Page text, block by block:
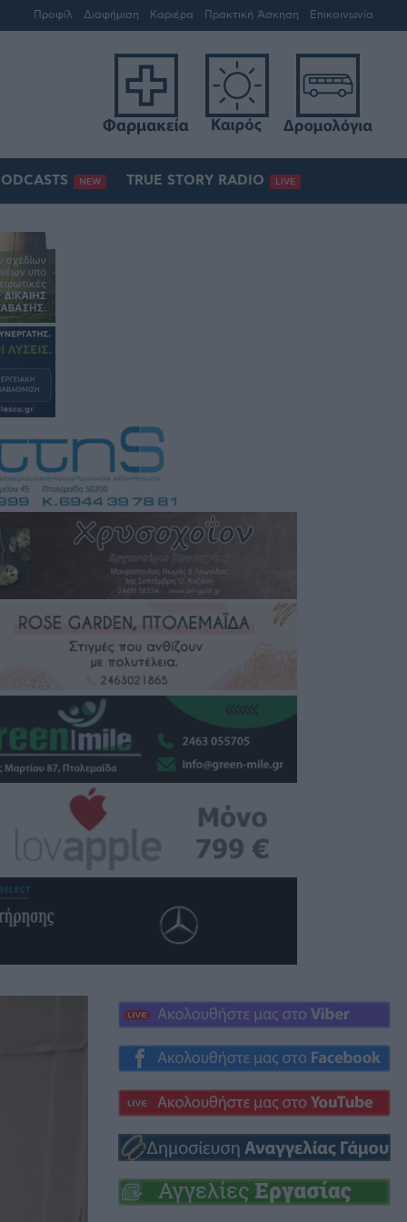
Προφίλ Διαφήμιση Καριέρα Πρακτική Άσκηση Επικοινωνία
NEW TRUE STORY RADIO LIVE